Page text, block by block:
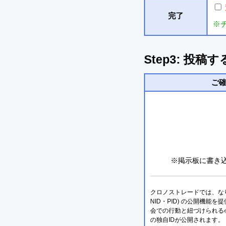
完了
※
Step3: 投稿す
ご
※掲示板に書き
クロノストレードでは、
NID・PID) の公開機能を
会での行動と紐づけられ
の独自IDが公開されます。